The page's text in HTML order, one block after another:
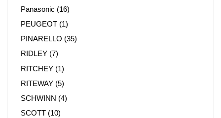
Panasonic (16)
PEUGEOT (1)
PINARELLO (35)
RIDLEY (7)
RITCHEY (1)
RITEWAY (5)
SCHWINN (4)
SCOTT (10)